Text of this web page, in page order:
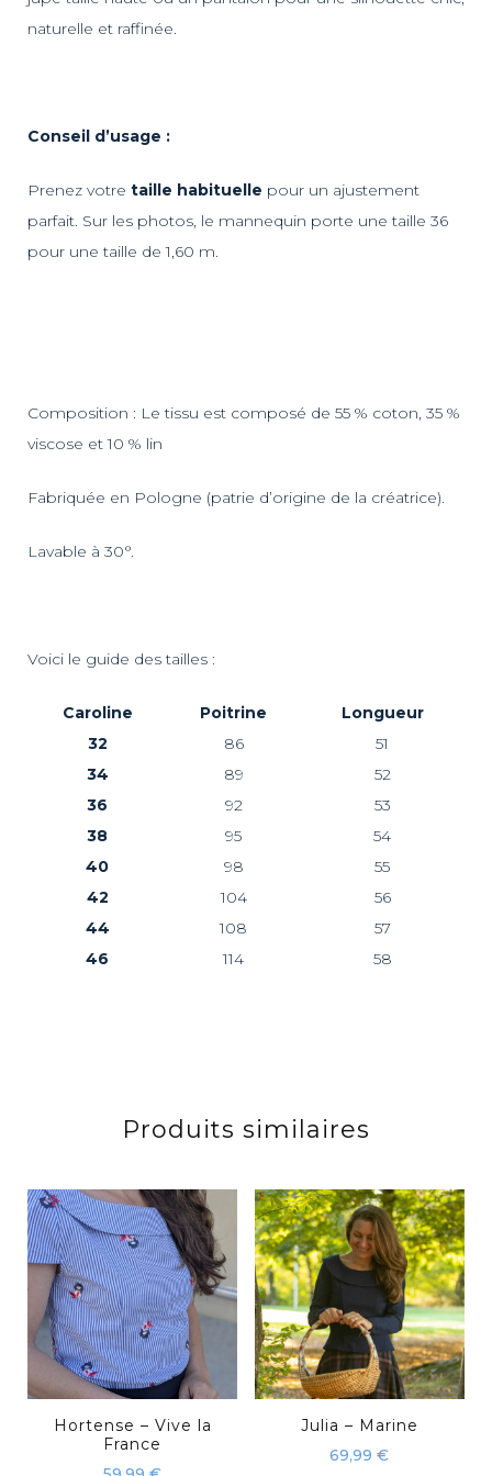
naturelle et raffinée.
Conseil d’usage :
Prenez votre taille habituelle pour un ajustement
parfait. Sur les photos, le mannequin porte une taille 36
pour une taille de 1,60 m.
Composition : Le tissu est composé de 55 % coton, 35 %
viscose et 10 % lin
Fabriquée en Pologne (patrie d’origine de la créatrice).
Lavable à 30°.
Voici le guide des tailles :
Caroline Poitrine
Longueur
32
86
51
34
89
52
36
92
53
38
95
54
40
98
55
42
104
56
44
108
57
46
114 58
Produits similaires
Hortense – Vive la
France
Julia – Marine
69,99€